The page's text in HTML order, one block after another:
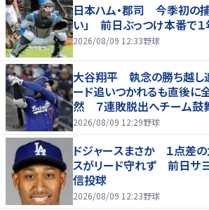
日本ハム・郡司 今季初の
い」 前日ぶっつけ本番で
2026/08/09 12:33野球
大谷翔平 執念の勝ち越し
ード追いつかれるも直後
然 ７連敗脱出へチーム鼓
2026/08/09 12:29野球
ドジャースまさか １点差
スがリード守れず 前日サ
信投球
2026/08/09 12:23野球